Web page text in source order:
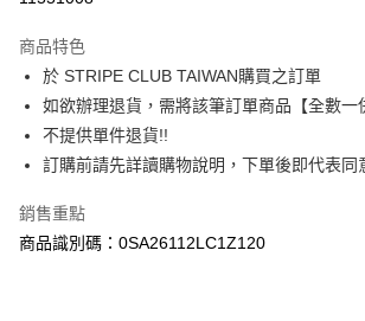
上海商業儲蓄銀行
臺灣中小企業銀行
匯豐（台灣）商業銀行
華泰商業銀行
聯邦商業銀行
遠東國際商
元大商業銀行
玉山商業銀行
星展（台灣
台灣樂天信用卡公司
LINE Pay
Apple Pay
街口支付
悠遊付
大哥付你分期
相關說明
商品特色
於 STRIPE CLUB TAIWAN購買之訂單
如欲辦理退貨，需將該筆訂單商品【全數一
不提供單件退貨!!
訂購前請先詳讀購物說明，下單後即代表同
銷售重點
商品識別碼：0SA26112LC1Z120